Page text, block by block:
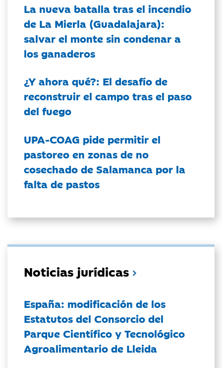
La nueva batalla tras el incendio
de La Mierla (Guadalajara):
salvar el monte sin condenar a
los ganaderos
¿Y ahora qué?: El desafío de
reconstruir el campo tras el paso
del fuego
UPA-COAG pide permitir el
pastoreo en zonas de no
cosechado de Salamanca por la
falta de pastos
Noticias jurídicas
España: modificación de los
Estatutos del Consorcio del
Parque Científico y Tecnológico
Agroalimentario de Lleida